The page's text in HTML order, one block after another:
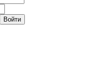
Войти